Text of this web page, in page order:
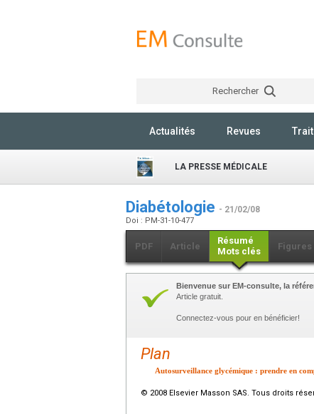
Rechercher
Actualités Revues
LA PRESSE MÉDICALE
Diabétologie - 21/02/08
Doi : PM-31-10-477
PDF Article
Résumé
Mots clés
Figures
Bienvenue sur EM-consulte, la
Article gratuit.
Connectez-vous pour en bénéficier!
Plan
Autosurveillance glycémique : prendre en
© 2008 Elsevier Masson SAS. Tous droits